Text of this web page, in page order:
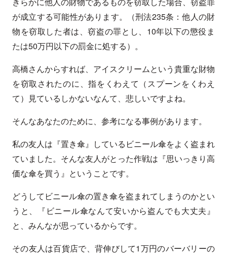
が成立する可能性があります。（刑法235条：他人の財
物を窃取した者は、窃盗の罪とし、10年以下の懲役ま
たは50万円以下の罰金に処する）。
高橋さんからすれば、アイスクリームという貴重な財物
を窃取されたのに、指をくわえて（スプーンをくわえ
て）見ているしかないなんて、悲しいですよね。
そんなあなたのために、参考になる事例があります。
私の友人は『置き傘』しているビニール傘をよく盗まれ
ていました。そんな友人がとった作戦は『思いっきり高
価な傘を買う』ということです。
どうしてビニール傘の置き傘を盗まれてしまうのかとい
うと、『ビニール傘なんて安いから盗んでも大丈夫』
と、みんなが思っているからです。
その友人は百貨店で、背伸びして1万円のバーバリーの